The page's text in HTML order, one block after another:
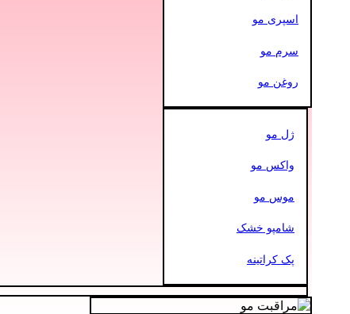
اسپری مو
سرم مو
روغن مو
ژل مو
واکس مو
موس مو
شامپو خشک
پک کراتینه